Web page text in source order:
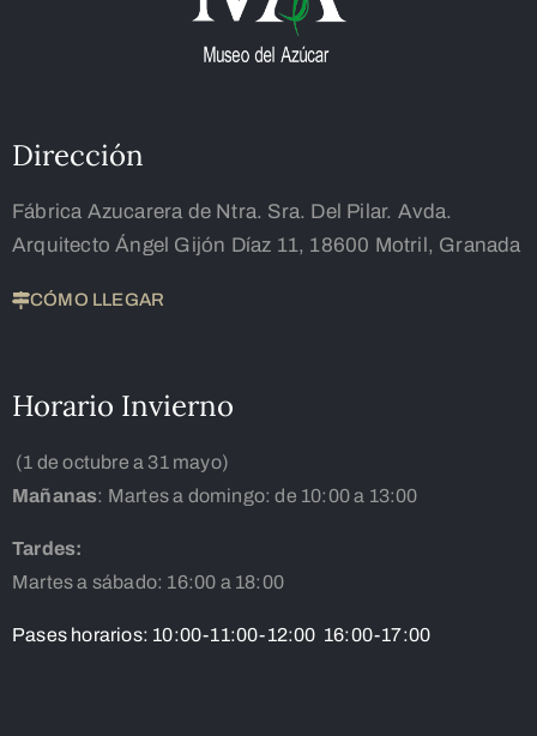
Dirección
Fábrica Azucarera de Ntra. Sra. Del Pilar. Avda.
Arquitecto Ángel Gijón Díaz 11, 18600 Motril, Granada
CÓMO LLEGAR
Horario Invierno
(1 de octubre a 31 mayo)
Mañanas: Martes a domingo: de 10:00 a 13:00
Tardes:
Martes a sábado: 16:00 a 18:00
Pases horarios: 10:00-11:00-12:00 16:00-17:00